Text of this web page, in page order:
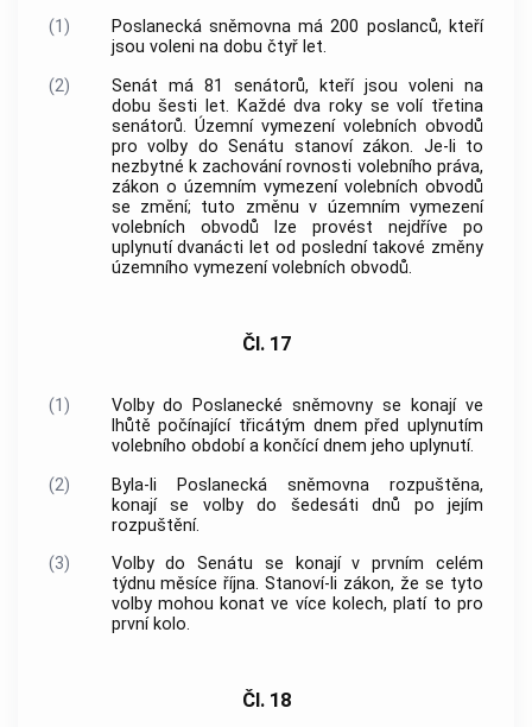
(1)
Poslanecká sněmovna má 200 poslanců, kteří
jsou voleni na dobu čtyř let.
(2)
Senát má 81 senátorů, kteří jsou voleni na
dobu šesti let. Každé dva roky se volí třetina
senátorů. Územní vymezení volebních obvodů
pro volby do Senátu stanoví zákon. Je-li to
nezbytné k zachování rovnosti volebního práva,
zákon o územním vymezení volebních obvodů
se změní; tuto změnu v územním vymezení
volebních obvodů lze provést nejdříve po
uplynutí dvanácti let od poslední takové změny
územního vymezení volebních obvodů.
Čl. 17
(1)
Volby do Poslanecké sněmovny se konají ve
lhůtě počínající třicátým dnem před uplynutím
volebního období a končící dnem jeho uplynutí.
(2)
Byla-li Poslanecká sněmovna rozpuštěna,
konají se volby do šedesáti dnů po jejím
rozpuštění.
(3)
Volby do Senátu se konají v prvním celém
týdnu měsíce října. Stanoví-li zákon, že se tyto
volby mohou konat ve více kolech, platí to pro
první kolo.
Čl. 18